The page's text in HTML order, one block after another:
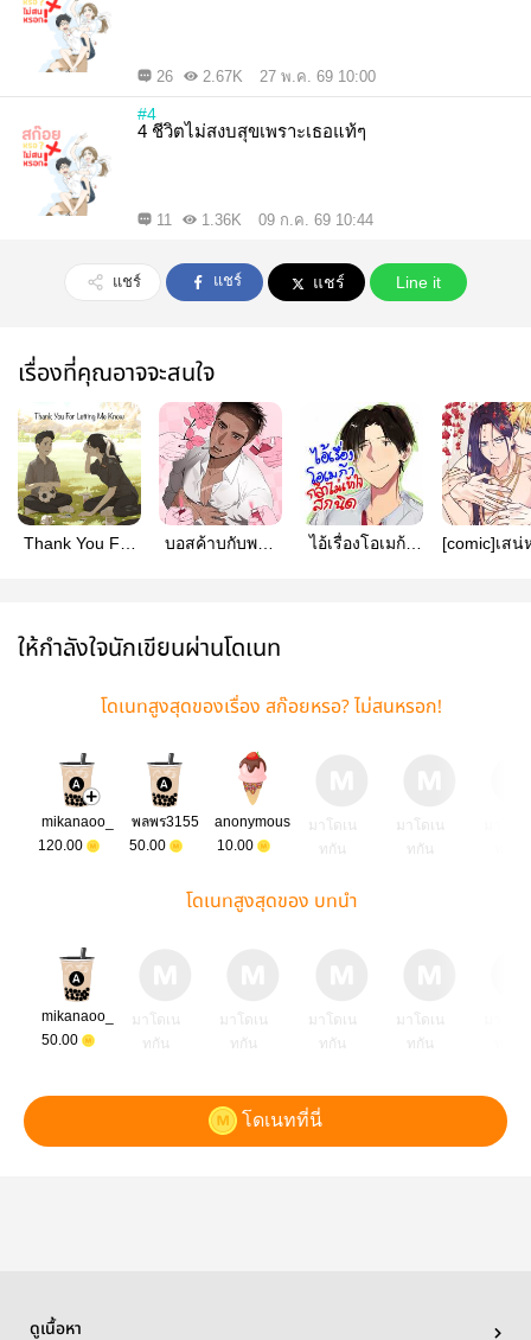
26 2.67K 27 พ.ค. 69 10:00
#4
4 ชีวิตไม่สงบสุขเพราะเธอแท้ๆ
11 1.36K 09 ก.ค. 69 10:44
แชร์ แชร์ แชร์ Line it
เรื่องที่คุณอาจจะสนใจ
Thank You For
บอสค้าบกับพวก
ไอ้เรื่องโอเมก้า
[comic]เสน่
ให้กำลังใจนักเขียนผ่านโดเนท
โดเนทสูงสุดของเรื่อง สก๊อยหรอ? ไม่สนหรอก!
mikanaoo_
120.00
พลพร3155
50.00
anonymous
10.00
มาโดเน
ทกัน
มาโดเน
ทกัน
โดเนทสูงสุดของ บทนำ
mikanaoo_
50.00
มาโดเน
ทกัน
มาโดเน
ทกัน
มาโดเน
ทกัน
มาโดเน
ทกัน
โดเนทที่นี่
ดูเนื้อหา